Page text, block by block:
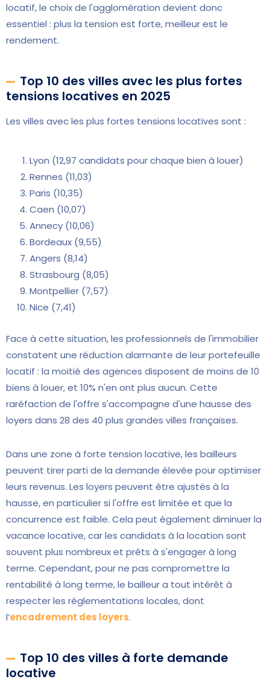
locatif, le choix de l'agglomération devient donc
essentiel : plus la tension est forte, meilleur est le
rendement.
Top 10 des villes avec les plus fortes
tensions locatives en 2025
Les villes avec les plus fortes tensions locatives sont :
Lyon (12,97 candidats pour chaque bien à louer)
Rennes (11,03)
Paris (10,35)
Caen (10,07)
Annecy (10,06)
Bordeaux (9,55)
Angers (8,14)
Strasbourg (8,05)
Montpellier (7,57)
Nice (7,41)
Face à cette situation, les professionnels de l'immobilier
constatent une réduction alarmante de leur portefeuille
locatif : la moitié des agences disposent de moins de 10
biens à louer, et 10% n'en ont plus aucun. Cette
raréfaction de l'offre s'accompagne d'une hausse des
loyers dans 28 des 40 plus grandes villes françaises.
Dans une zone à forte tension locative, les bailleurs
peuvent tirer parti de la demande élevée pour optimiser
leurs revenus. Les loyers peuvent être ajustés à la
hausse, en particulier si l'offre est limitée et que la
concurrence est faible. Cela peut également diminuer la
vacance locative, car les candidats à la location sont
souvent plus nombreux et prêts à s'engager à long
terme. Cependant, pour ne pas compromettre la
rentabilité à long terme, le bailleur a tout intérêt à
respecter les réglementations locales, dont
l’encadrement des loyers.
Top 10 des villes à forte demande
locative